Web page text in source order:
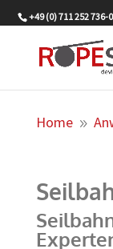
+49 (0) 711 252 736-0
Home 9